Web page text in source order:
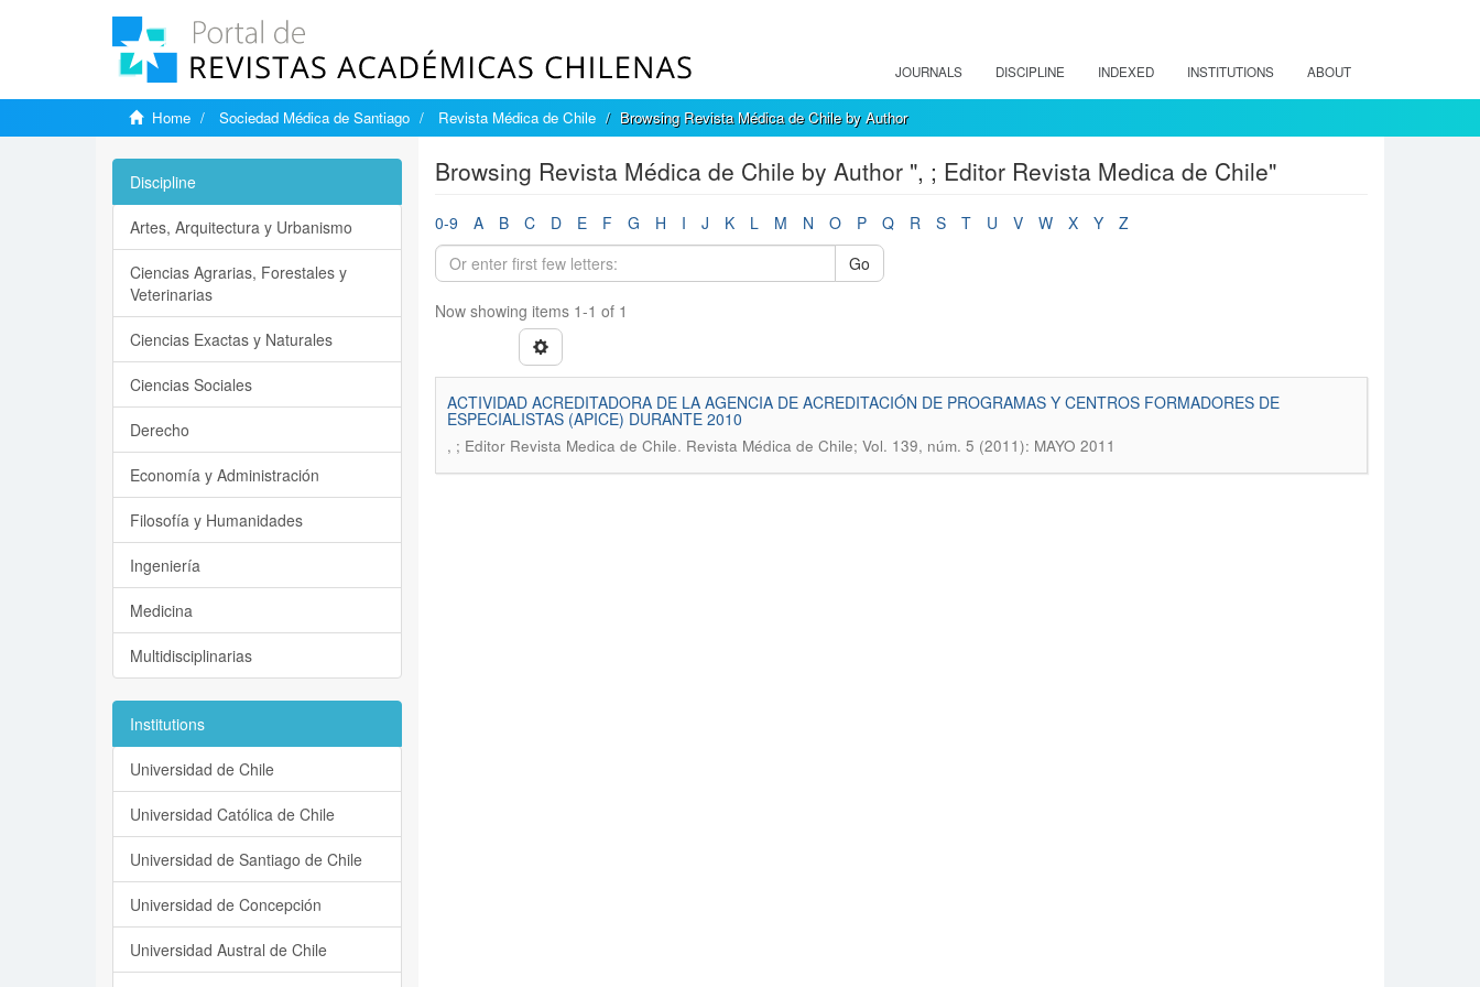
JOURNALS DISCIPLINE INDEXED INSTITUTIONS ABOUT
Home Sociedad Médica de Santiago Revista Médica de Chile Browsing Revista Médica de Chile by Author
Browsing Revista Médica de Chile by Author ", ; Editor Revista Medica de Chile"
0-9 A B C D E F G H I J K L M N O P Q R S T U V W X Y
Z
Go
Now showing items 1-1 of 1
ACTIVIDAD ACREDITADORA DE LA AGENCIA DE ACREDITACIÓN DE PROGRAMAS Y CENTROS FORMADORES DE
ESPECIALISTAS (APICE) DURANTE 2010
, ; Editor Revista Medica de Chile. Revista Médica de Chile; Vol. 139, núm. 5 (2011): MAYO 2011
Discipline
Artes, Arquitectura y Urbanismo
Ciencias Agrarias, Forestales y
Veterinarias
Ciencias Exactas y Naturales
Ciencias Sociales
Derecho
Economía y Administración
Filosofía y Humanidades
Ingeniería
Medicina
Multidisciplinarias
Institutions
Universidad de Chile
Universidad Católica de Chile
Universidad de Santiago de Chile
Universidad de Concepción
Universidad Austral de Chile